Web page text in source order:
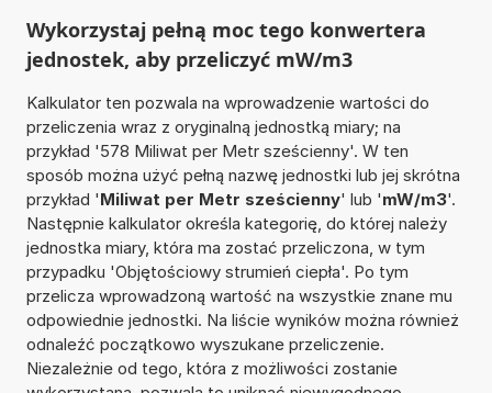
Wykorzystaj pełną moc tego konwertera
jednostek, aby przeliczyć mW/m3
Kalkulator ten pozwala na wprowadzenie wartości do
przeliczenia wraz z oryginalną jednostką miary; na
przykład '578 Miliwat per Metr sześcienny'. W ten
sposób można użyć pełną nazwę jednostki lub jej skrótna
przykład 'Miliwat per Metr sześcienny' lub 'mW/m3'.
Następnie kalkulator określa kategorię, do której należy
jednostka miary, która ma zostać przeliczona, w tym
przypadku 'Objętościowy strumień ciepła'. Po tym
przelicza wprowadzoną wartość na wszystkie znane mu
odpowiednie jednostki. Na liście wyników można również
odnaleźć początkowo wyszukane przeliczenie.
Niezależnie od tego, która z możliwości zostanie